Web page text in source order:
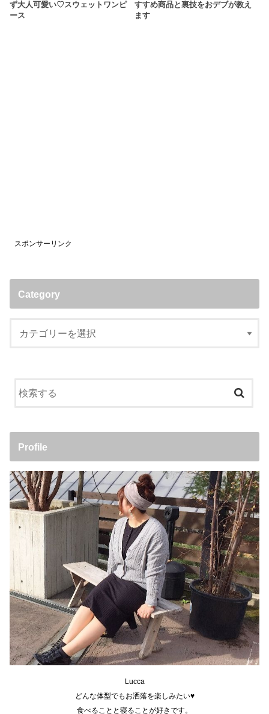
ず大人可愛い♡スウェットワンピ
ース
すすめ商品と裏技をおデブが教え
ます
スポンサーリンク
Category
Profile
Lucca
どんな体型でもお洒落を楽しみたい♥
食べることと寝ることが好きです。